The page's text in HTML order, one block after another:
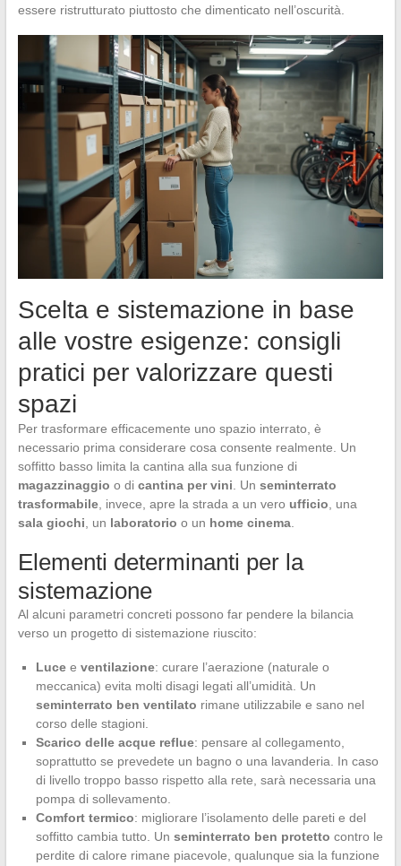
essere ristrutturato piuttosto che dimenticato nell’oscurità.
Scelta e sistemazione in base
alle vostre esigenze: consigli
pratici per valorizzare questi
spazi
Per trasformare efficacemente uno spazio interrato, è
necessario prima considerare cosa consente realmente. Un
soffitto basso limita la cantina alla sua funzione di
magazzinaggio o di cantina per vini . Un seminterrato
trasformabile, invece, apre la strada a un vero ufficio , una
sala giochi , un laboratorio o un home cinema.
Elementi determinanti per la
sistemazione
Al alcuni parametri concreti possono far pendere la bilancia
verso un progetto di sistemazione riuscito:
Lucee ventilazione: curare l’aerazione (naturale o
meccanica) evita molti disagi legati all’umidità. Un
seminterrato ben ventilato rimane utilizzabile e sano nel
corso delle stagioni.
Scarico delle acque reflue: pensare al collegamento,
soprattutto se prevedete un bagno o una lavanderia. In caso
di livello troppo basso rispetto alla rete, sarà necessaria una
pompa di sollevamento.
Comfort termico: migliorare l’isolamento delle pareti e del
soffitto cambia tutto. Un seminterrato ben protetto contro le
perdite di calore rimane piacevole, qualunque sia la funzione